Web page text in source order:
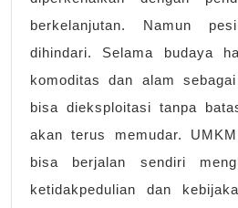
berkelanjutan. Namun
dihindari. Selama budaya
komoditas dan alam
bisa dieksploitasi tanpa
akan terus memudar.
bisa berjalan sendiri
ketidakpedulian dan